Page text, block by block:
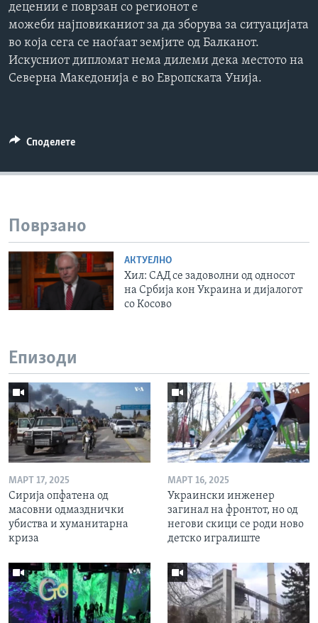
децении е поврзан со регионот е
можеби најповиканиот за да зборува за ситуацијата
во која сега се наоѓаат земјите од Балканот.
Искусниот дипломат нема дилеми дека местото на
Северна Македонија е во Европската Унија.
Споделете
Поврзано
АКТУЕЛНО
Хил: САД се задоволни од односот
на Србија кон Украина и дијалогот
со Косово
Епизоди
МАРТ 17, 2025
Сирија опфатена од
масовни одмазднички
убиства и хуманитарна
криза
МАРТ 16, 2025
Украински инженер
загинал на фронтот, но од
негови скици се роди ново
детско игралиште